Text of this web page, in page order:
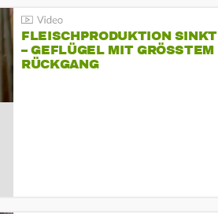
FLEISCHPRODUKTION SINKT
– GEFLÜGEL MIT GRÖSSTEM R
ÜCKGANG